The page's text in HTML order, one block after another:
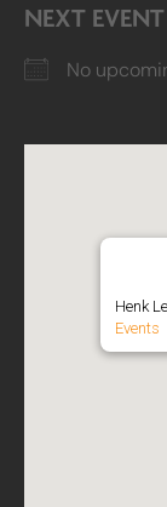
NEXT EVENT
No
Henk
Events